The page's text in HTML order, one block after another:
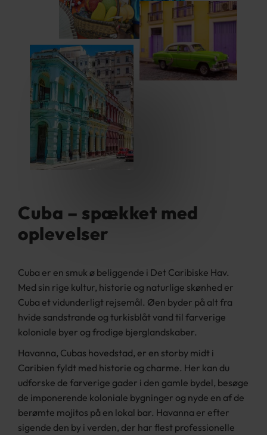
Cuba – spækket med
oplevelser
Cuba er en smuk ø beliggende i Det Caribiske Hav.
Med sin rige kultur, historie og naturlige skønhed er
Cuba et vidunderligt rejsemål. Øen byder på alt fra
hvide sandstrande og turkisblåt vand til farverige
koloniale byer og frodige bjerglandskaber.
Havanna, Cubas hovedstad, er en storby midt i
Caribien fyldt med historie og charme. Her kan du
udforske de farverige gader i den gamle bydel, besøge
de imponerende koloniale bygninger og nyde en af de
berømte mojitos på en lokal bar. Havanna er efter
sigende den by i verden, der har flest professionelle